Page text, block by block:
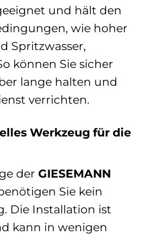
und hält den
wie hoher
Spritzwasser,
können Sie sicher
lange halten und
verrichten.
Werkzeug für die
der GIESEMANN
Sie kein
Die Installation ist
kann in wenigen